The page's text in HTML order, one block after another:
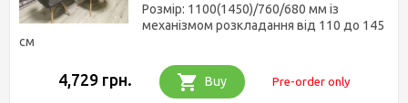
Розмір: 1100(1450)/760/680 мм із
механізмом розкладання від 110 до 145
см
4,729 грн. Buy Pre-order only